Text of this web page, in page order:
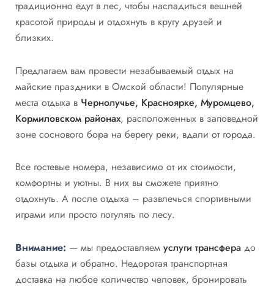
традиционно едут в лес, чтобы насладиться вешней
красотой природы и отдохнуть в кругу друзей и
близких.
Предлагаем вам провести незабываемый отдых на
майские праздники в Омской области! Популярные
места отдыха в Чернолучье, Красноярке, Муромцево,
Кормиловском районах, расположенных в заповедной
зоне соснового бора на берегу реки, вдали от города.
Все гостевые номера, независимо от их стоимости,
комфортны и уютны. В них вы сможете приятно
отдохнуть. А после отдыха – развлечься спортивными
играми или просто погулять по лесу.
Внимание: — мы предоставляем услуги трансфера до
базы отдыха и обратно. Недорогая транспортная
доставка на любое количество человек, бронировать